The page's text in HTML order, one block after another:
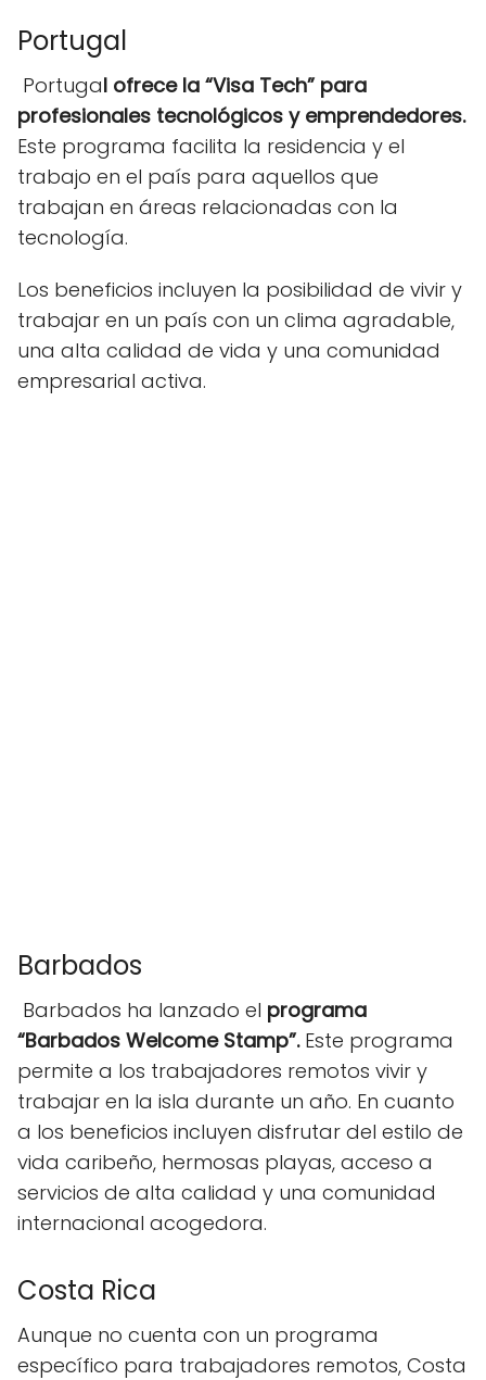
Portugal
Portugal ofrece la “Visa Tech” para
profesionales tecnológicos y emprendedores.
Este programa facilita la residencia y el
trabajo en el país para aquellos que
trabajan en áreas relacionadas con la
tecnología.
Los beneficios incluyen la posibilidad de vivir y
trabajar en un país con un clima agradable,
una alta calidad de vida y una comunidad
empresarial activa.
Barbados
Barbados ha lanzado el programa
“Barbados Welcome Stamp”.Este programa
permite a los trabajadores remotos vivir y
trabajar en la isla durante un año. En cuanto
a los beneficios incluyen disfrutar del estilo de
vida caribeño, hermosas playas, acceso a
servicios de alta calidad y una comunidad
internacional acogedora.
Costa Rica
Aunque no cuenta con un programa
específico para trabajadores remotos, Costa